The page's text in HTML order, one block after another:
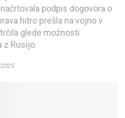
podpis dogovora o
hitro prešla na vojno v
glede možnosti
z Rusijo.